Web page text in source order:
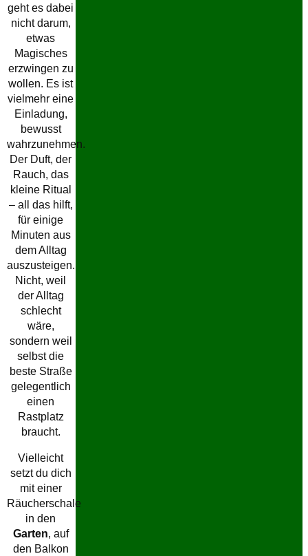
geht es dabei
nicht darum,
etwas
Magisches
erzwingen zu
wollen. Es ist
vielmehr eine
Einladung,
bewusst
wahrzunehmen.
Der Duft, der
Rauch, das
kleine Ritual
– all das hilft,
für einige
Minuten aus
dem Alltag
auszusteigen.
Nicht, weil
der Alltag
schlecht
wäre,
sondern weil
selbst die
beste Straße
gelegentlich
einen
Rastplatz
braucht.
Vielleicht
setzt du dich
mit einer
Räucherschale
in den
Garten, auf
den Balkon